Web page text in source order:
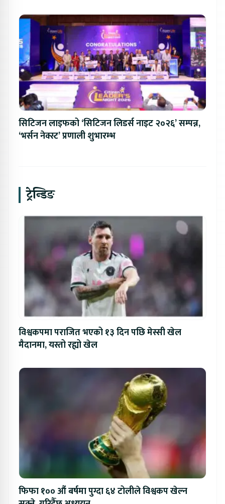
सिटिजन लाइफको ‘सिटिजन लिडर्स नाइट २०२६’ सम्पन्न,
‘भर्सन नेक्स्ट’ प्रणाली शुभारम्भ
ट्रेन्डिङ
विश्वकपमा पराजित भएको १३ दिन पछि मेस्सी खेल
मैदानमा, यस्तो रह्यो खेल
फिफा १०० औं बर्षमा पुग्दा ६४ टोलीले विश्वकप खेल्न